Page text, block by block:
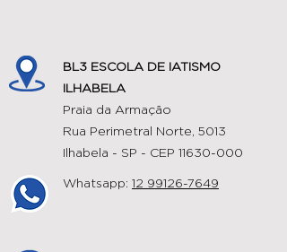
BL3 ESCOLA DE IATISMO
ILHABELA
Praia da Armação
Rua Perimetral Norte, 5013
Ilhabela - SP - CEP 11630-000
Whatsapp: 12 99126-7649